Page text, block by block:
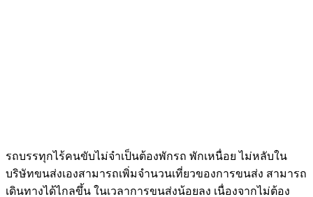
รถบรรทุกไร้คนขับไม่จำเป็นต้องพักรถ พักเหนื่อย ไม่หลับใน
บริษัทขนส่งเองสามารถเพิ่มจำนวนเที่ยวของการขนส่ง สามารถ
เดินทางได้ไกลขึ้น ในเวลาการขนส่งน้อยลง เนื่องจากไม่ต้อง